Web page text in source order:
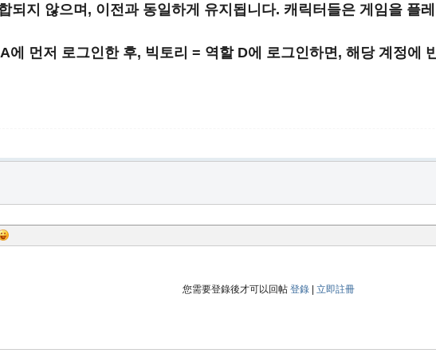
되지 않으며, 이전과 동일하게 유지됩니다. 캐릭터들은 게임을 플
에 먼저 로그인한 후, 빅토리 = 역할 D에 로그인하면, 해당 계정에
您需要登錄後才可以回帖 登錄| 立即註冊